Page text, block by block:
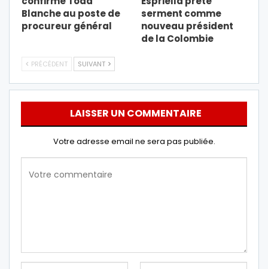
Blanche au poste de
procureur général
serment comme
nouveau président
de la Colombie
PRÉCÉDENT SUIVANT
LAISSER UN COMMENTAIRE
Votre adresse email ne sera pas publiée.